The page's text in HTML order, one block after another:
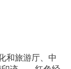
和旅游厅、中